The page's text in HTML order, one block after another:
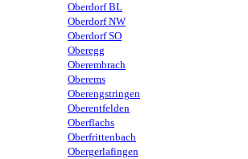
Oberdorf BL
Oberdorf NW
Oberdorf SO
Oberegg
Oberembrach
Oberems
Oberengstringen
Oberentfelden
Oberflachs
Oberfrittenbach
Obergerlafingen